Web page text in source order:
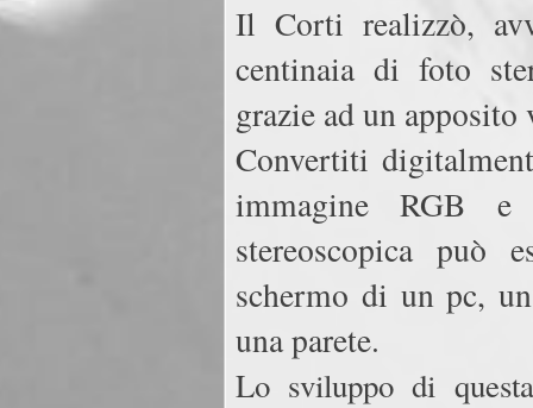
Il Corti realizzò,
centinaia di foto
grazie ad un
Convertiti
immagine RGB e
stereoscopica può
schermo di un pc,
una parete.
Lo sviluppo di